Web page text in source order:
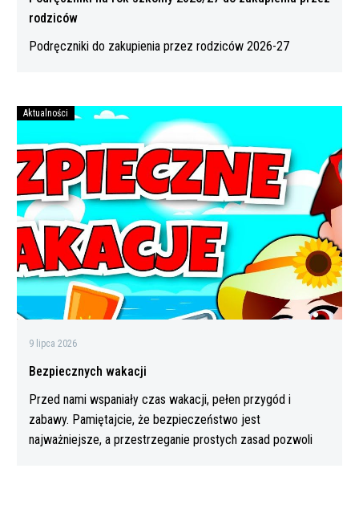
rodziców
Podręczniki do zakupienia przez rodziców 2026-27
Bezpiecznych
wakacji
Aktualności
9 lipca 2026
Bezpiecznych wakacji
Przed nami wspaniały czas wakacji, pełen przygód i
zabawy. Pamiętajcie, że bezpieczeństwo jest
najważniejsze, a przestrzeganie prostych zasad pozwoli